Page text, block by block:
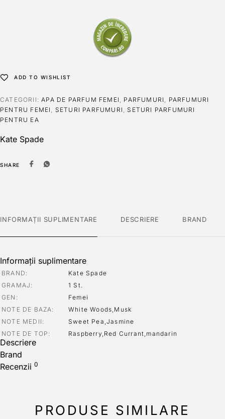
ADD TO WISHLIST
CATEGORII:APA DE PARFUM FEMEI , PARFUMURI , PARFUMURI
PENTRU FEMEI , SETURI PARFUMURI , SETURI PARFUMURI
PENTRU EA
Kate Spade
SHARE
INFORMAȚII SUPLIMENTARE DESCRIERE BRAND
Informații suplimentare
BRAND
Kate Spade
GRAMAJ
1 St.
GEN
Femei
NOTE DE BAZA
White Woods,Musk
NOTE MEDII
Sweet Pea,Jasmine
NOTE DE TOP
Raspberry,Red Currant,mandarin
Descriere
Brand
Recenzii 0
PRODUSE SIMILARE